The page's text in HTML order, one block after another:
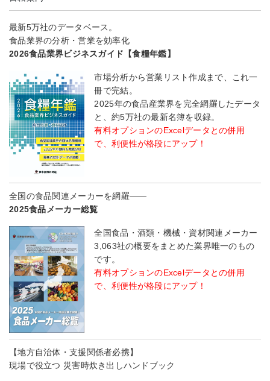
最新5万社のデータベース。
食品業界の分析・営業を効率化
2026食品業界ビジネスガイド【食糧年鑑】
市場分析から営業リスト作成まで、これ一
冊で完結。
2025年の食品産業界を完全網羅したデータ
と、約5万社の最新名簿を収録。
有料オプションのExcelデータとの併用
で、利便性が格段にアップ！
全国の食品関連メーカーを網羅――
2025食品メーカー総覧
全国食品・酒類・機械・資材関連メーカー
3,063社の概要をまとめた業界唯一のもの
です。
有料オプションのExcelデータとの併用
で、利便性が格段にアップ！
【地方自治体・支援関係者必携】
現場で役立つ 災害時炊き出しハンドブック